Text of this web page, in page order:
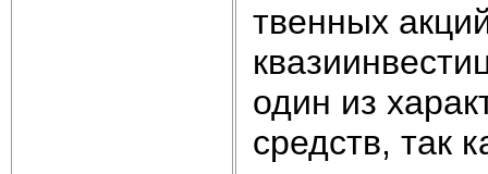
твенных
один из
средств, так